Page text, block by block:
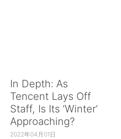
In Depth: As
Tencent Lays Off
Staff, Is Its ‘Winter’
Approaching?
2022年04月01日